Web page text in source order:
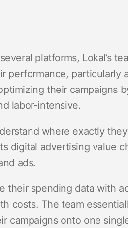
platforms, Lokal’s
performance, particularly
their campaigns
labor-intensive.
where exactly
digital advertising value
ads.
their spending data with
costs. The team
campaigns onto one